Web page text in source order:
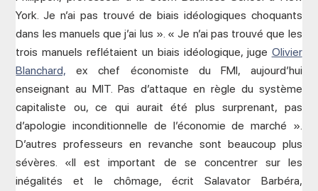
York. Je n’ai pas trouvé de biais idéologiques choquants
dans les manuels que j’ai lus ». « Je n’ai pas trouvé que les
trois manuels reflétaient un biais idéologique, juge Olivier
Blanchard, ex chef économiste du FMI, aujourd’hui
enseignant au MIT. Pas d’attaque en règle du système
capitaliste ou, ce qui aurait été plus surprenant, pas
d’apologie inconditionnelle de l’économie de marché ».
D’autres professeurs en revanche sont beaucoup plus
sévères. «Il est important de se concentrer sur les
inégalités et le chômage, écrit Salavator Barbéra,